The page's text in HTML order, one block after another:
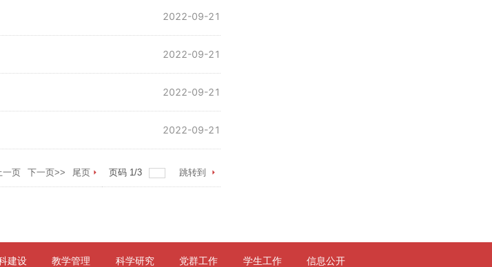
2022-09-21
2022-09-21
2022-09-21
2022-09-21
一页 下一页>> 尾页 页码 1/3 跳转到
建设 教学管理 科学研究 党群工作 学生工作 信息公开